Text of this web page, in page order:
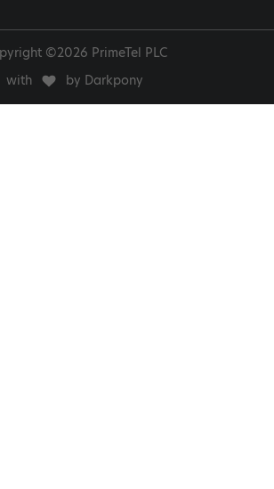
©2026 PrimeTel PLC
with
by Darkpony